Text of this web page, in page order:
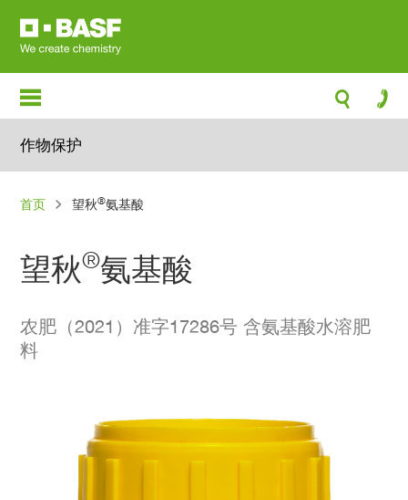
作物保护
面
屑
首页 望秋®氨基酸
望秋®氨基酸
农肥（2021）准字17286号 含氨基酸水溶肥
料